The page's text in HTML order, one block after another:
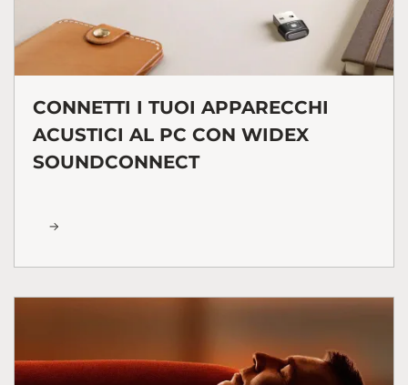
CONNETTI I TUOI APPARECCHI
ACUSTICI AL PC CON WIDEX
SOUNDCONNECT